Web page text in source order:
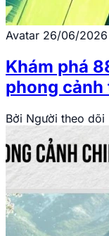
Avatar 26/06/2026
Khám phá
phong
Bởi Người theo dõi